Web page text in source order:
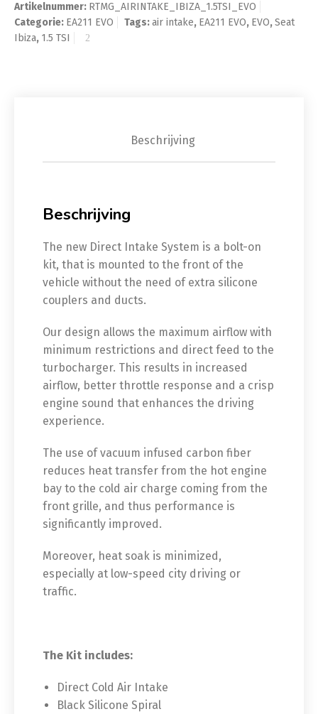
Artikelnummer: RTMG_AIRINTAKE_IBIZA_1.5TSI_EVO
Categorie: EA211 EVO Tags:air intake, EA211 EVO, EVO,Seat
Ibiza, 1.5 TSI
Beschrijving
Beschrijving
The new Direct Intake System is a bolt-on
kit, that is mounted to the front of the
vehicle without the need of extra silicone
couplers and ducts.
Our design allows the maximum airflow with
minimum restrictions and direct feed to the
turbocharger. This results in increased
airflow, better throttle response and a crisp
engine sound that enhances the driving
experience.
The use of vacuum infused carbon fiber
reduces heat transfer from the hot engine
bay to the cold air charge coming from the
front grille, and thus performance is
significantly improved.
Moreover, heat soak is minimized,
especially at low-speed city driving or
traffic.
The Kit includes:
Direct Cold Air Intake
Black Silicone Spiral